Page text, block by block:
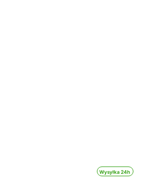
Wysyłka 24h